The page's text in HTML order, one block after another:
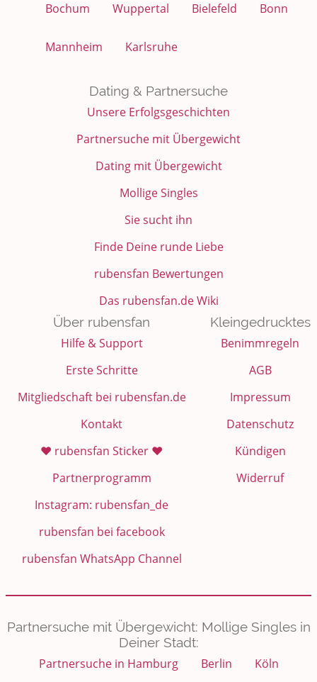
Bochum Wuppertal Bielefeld Bonn
Mannheim Karlsruhe
Dating & Partnersuche
Unsere Erfolgsgeschichten
Partnersuche mit Übergewicht
Dating mit Übergewicht
Mollige Singles
Sie sucht ihn
Finde Deine runde Liebe
rubensfan Bewertungen
Das rubensfan.de Wiki
Über rubensfan
Hilfe & Support
Erste Schritte
Mitgliedschaft bei rubensfan.de
Kontakt
❤️ rubensfan Sticker ❤️
Partnerprogramm
Instagram: rubensfan_de
rubensfan bei facebook
rubensfan WhatsApp Channel
Kleingedrucktes
Benimmregeln
AGB
Impressum
Datenschutz
Kündigen
Widerruf
Partnersuche mit Übergewicht: Mollige Singles in
Deiner Stadt:
Partnersuche in Hamburg
Berlin Köln